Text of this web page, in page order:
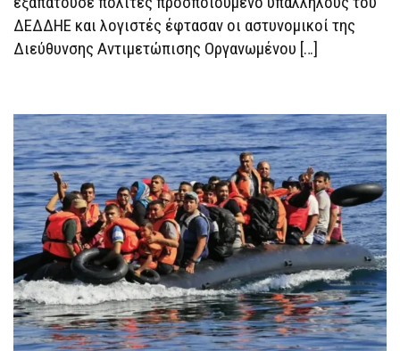
ΔΕΔΔΗΕ και λογιστές έφτασαν οι αστυνομικοί της
Διεύθυνσης Αντιμετώπισης Οργανωμένου […]